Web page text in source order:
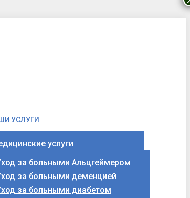
УСЛУГИ
услуги
за больными Альцгеймером
за больными деменцией
за больными диабетом